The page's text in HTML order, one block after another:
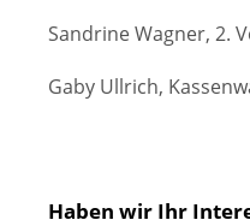
Sandrine Wagner, 2.
Gaby Ullrich,
Haben wir Ihr